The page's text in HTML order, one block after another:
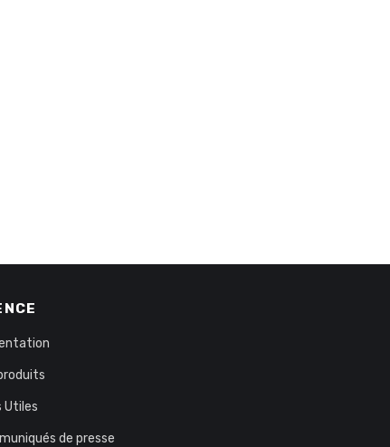
Utiles
de presse